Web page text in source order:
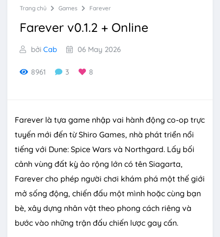
Trang chủ Games Farever
Farever v0.1.2 + Online
bởi Cab 06 May 2026
8961 3 8
Farever là tựa game nhập vai hành động co-op trực
tuyến mới đến từ Shiro Games, nhà phát triển nổi
tiếng với Dune: Spice Wars và Northgard. Lấy bối
cảnh vùng đất kỳ ảo rộng lớn có tên Siagarta,
Farever cho phép người chơi khám phá một thế giới
mở sống động, chiến đấu một mình hoặc cùng bạn
bè, xây dựng nhân vật theo phong cách riêng và
bước vào những trận đấu chiến lược gay cấn.